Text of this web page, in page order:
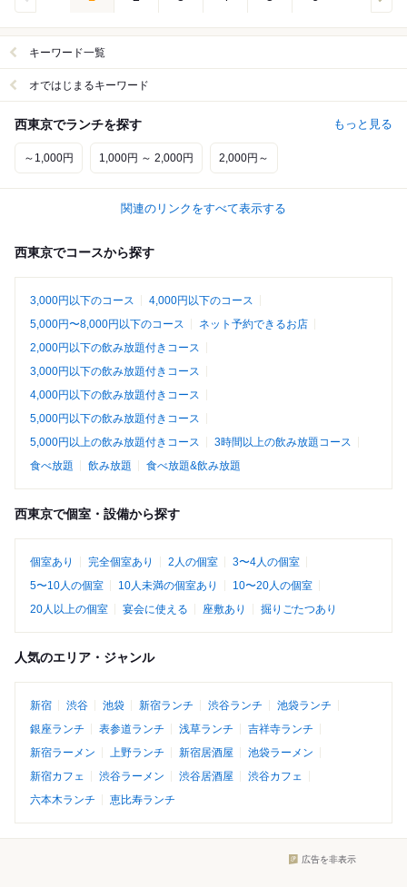
キーワード一覧
オではじまるキーワード
西東京でランチを探す もっと見る
～1,000円 1,000円 ～ 2,000円 2,000円～
関連のリンクをすべて表示する
西東京でコースから探す
3,000円以下のコース
4,000円以下のコース
5,000円〜8,000円以下のコース
ネット予約できるお店
2,000円以下の飲み放題付きコース
3,000円以下の飲み放題付きコース
4,000円以下の飲み放題付きコース
5,000円以下の飲み放題付きコース
5,000円以上の飲み放題付きコース
3時間以上の飲み放題コース
食べ放題
飲み放題 食べ放題&飲み放題
西東京で個室・設備から探す
個室あり 完全個室あり 2人の個室
3〜4人の個室
5〜10人の個室
10人未満の個室あり
10〜20人の個室
20人以上の個室
宴会に使える 座敷あり 掘りごたつあり
人気のエリア・ジャンル
新宿 渋谷 池袋 新宿ランチ 渋谷ランチ
池袋ランチ
銀座ランチ
表参道ランチ 浅草ランチ
吉祥寺ランチ
新宿ラーメン
上野ランチ 新宿居酒屋
池袋ラーメン
新宿カフェ
渋谷ラーメン 渋谷居酒屋
渋谷カフェ
六本木ランチ
恵比寿ランチ
広告を非表示